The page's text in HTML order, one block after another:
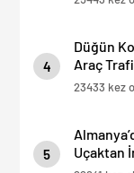
4
Düğün
Araç
23433 kez
5
Uçaktan